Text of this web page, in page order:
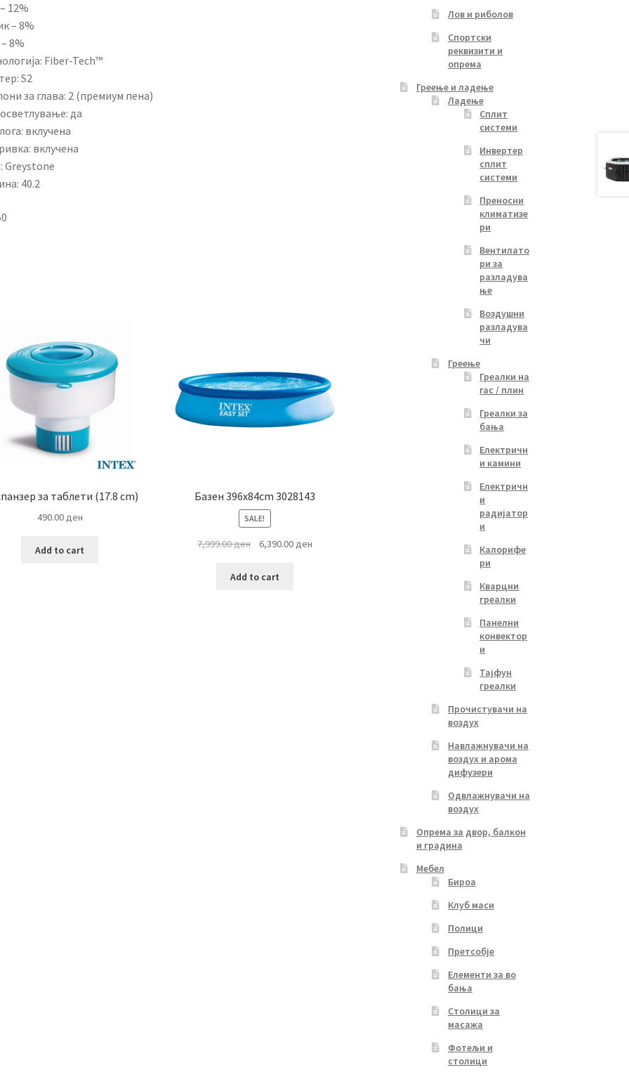
12%
– 8%
8%
Fiber-Tech™
S2
за глава: 2 (премиум пена)
да
вклучена
вклучена
Greystone
40.2
за таблети (17.8 cm)
490.00ден
Add to cart
Базен 396х84cm 3028143
SALE!
7,999.00ден
Original
was:
6,390.00денCurrent
Add to cart
Лов и риболов
Спортски
реквизити и
опрема
Греење и ладење
Ладење
Сплит
системи
Инвертер
сплит
системи
Преносни
климатизе
ри
Вентилато
ри за
разладува
ње
Воздушни
разладува
чи
Греење
Греалки на
гас / плин
Греалки за
бања
Електричн
и камини
Електричн
и
радијатор
и
Калорифе
ри
Кварцни
греалки
Панелни
конвектор
и
Тајфун
греалки
Прочистувачи на
воздух
Навлажнувачи на
воздух и арома
дифузери
Одвлажнувачи на
воздух
Опрема за двор, балкон
и градина
Мебел
Бироа
Клуб маси
Полици
Претсобје
Елементи за во
бања
Столици за
масажа
Фотељи и
столици